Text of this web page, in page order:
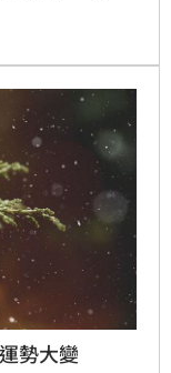
勢大變